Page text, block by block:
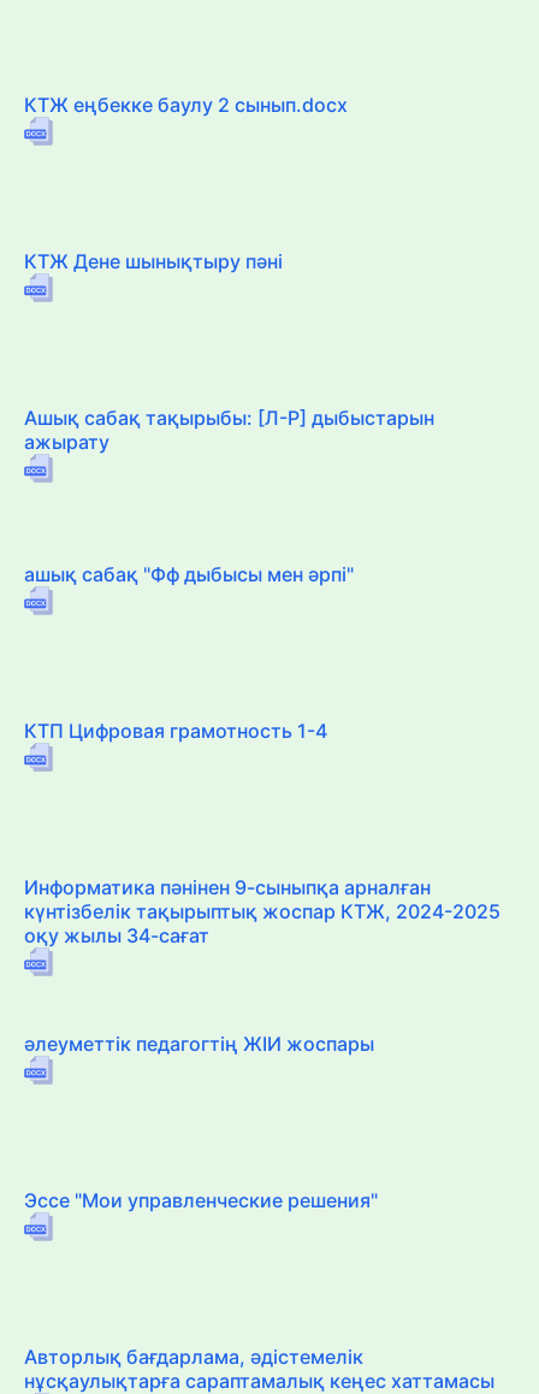
КТЖ еңбекке баулу 2 сынып.docx
КТЖ Дене шынықтыру пәні
Ашық сабақ тақырыбы: [Л-Р] дыбыстарын
ажырату
ашық сабақ "Фф дыбысы мен әрпі"
КТП Цифровая грамотность 1-4
Информатика пәнінен 9-сыныпқа арналған
күнтізбелік тақырыптық жоспар КТЖ, 2024-2025
оқу жылы 34-сағат
әлеуметтік педагогтің ЖІИ жоспары
Эссе "Мои управленческие решения"
Авторлық бағдарлама, әдістемелік
нұсқаулықтарға сараптамалық кеңес хаттамасы